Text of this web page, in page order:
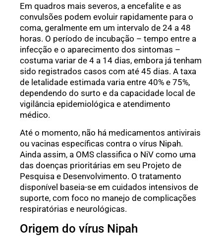
Em quadros mais severos, a encefalite e as
convulsões podem evoluir rapidamente para o
coma, geralmente em um intervalo de 24 a 48
horas. O período de incubação – tempo entre a
infecção e o aparecimento dos sintomas –
costuma variar de 4 a 14 dias, embora já tenham
sido registrados casos com até 45 dias. A taxa
de letalidade estimada varia entre 40% e 75%,
dependendo do surto e da capacidade local de
vigilância epidemiológica e atendimento
médico.
Até o momento, não há medicamentos antivirais
ou vacinas específicas contra o vírus Nipah.
Ainda assim, a OMS classifica o NiV como uma
das doenças prioritárias em seu Projeto de
Pesquisa e Desenvolvimento. O tratamento
disponível baseia-se em cuidados intensivos de
suporte, com foco no manejo de complicações
respiratórias e neurológicas.
Origem do vírus Nipah